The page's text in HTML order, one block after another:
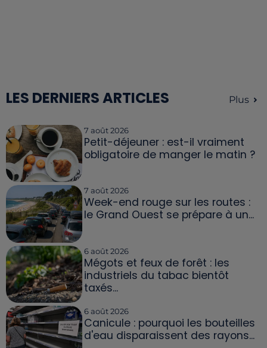
LES DERNIERS ARTICLES Plus
7 août 2026
Petit-déjeuner : est-il vraiment
obligatoire de manger le matin ?
7 août 2026
Week-end rouge sur les routes :
le Grand Ouest se prépare à un...
6 août 2026
Mégots et feux de forêt : les
industriels du tabac bientôt
taxés...
6 août 2026
Canicule : pourquoi les bouteilles
d'eau disparaissent des rayons...